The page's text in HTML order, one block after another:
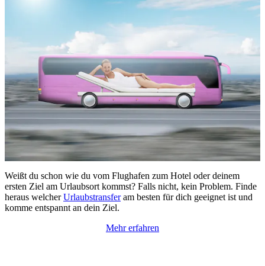
Weißt du schon wie du vom Flughafen zum Hotel oder deinem
ersten Ziel am Urlaubsort kommst? Falls nicht, kein Problem. Finde
heraus welcherUrlaubstransferam besten für dich geeignet ist und
komme entspannt an dein Ziel.
Mehr erfahren